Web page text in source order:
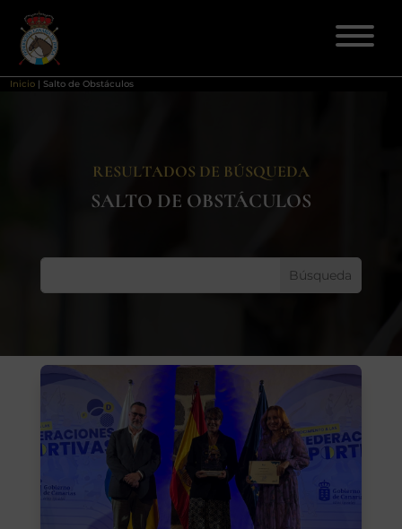
FEDERACIÓN
ENSEÑANZA
SEGUROS
CALENDARIO
Inicio |Salto de Obstáculos
RESULTADOS DE BÚSQUEDA
SALTO DE OBSTÁCULOS